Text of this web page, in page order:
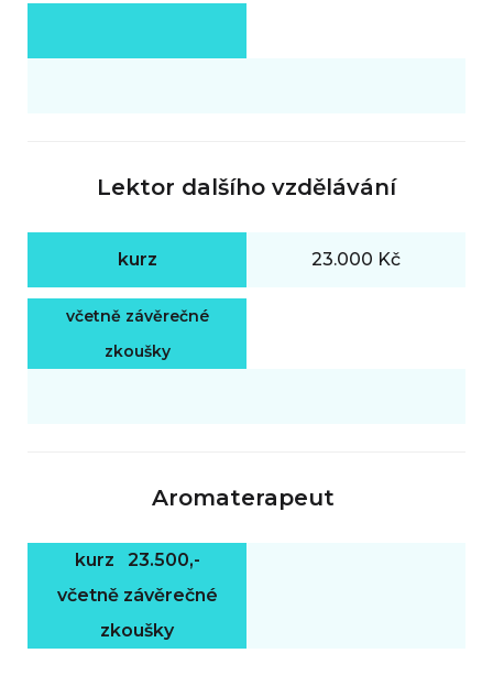
Lektor dalšího vzdělávání
kurz 23.000 Kč
včetně závěrečné
zkoušky
Aromaterapeut
kurz 23.500,-
včetně závěrečné
zkoušky